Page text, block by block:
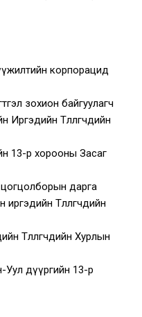
корпорацид
зохион байгуулагч
Төлөөлөгчдийн
13-р хорооны Засаг
дарга
Төлөөлөгчдийн
Төлөөлөгчдийн Хурлын
Уул дүүргийн 13-р